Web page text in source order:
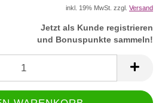
inkl. 19% MwSt. zzgl. Versand
Jetzt als Kunde registrieren
und Bonuspunkte sammeln!